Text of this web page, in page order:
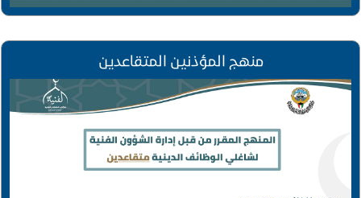
منهج المؤذنين المتقاعدين